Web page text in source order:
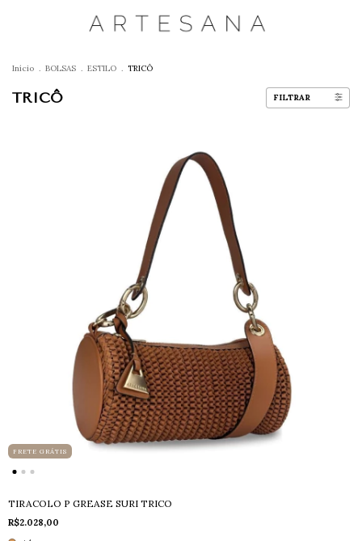
Início . BOLSAS . ESTILO . TRICÔ
TRICÔ FILTRAR
FRETE GRÁTIS
TIRACOLO P GREASE SURI TRICO
R$2.028,00